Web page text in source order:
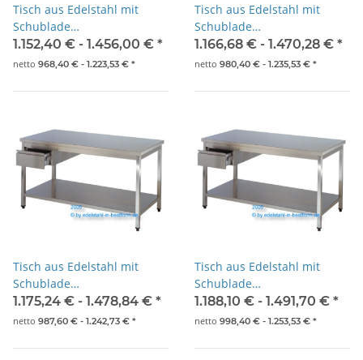
Tisch aus Edelstahl mit
Schublade
1600x700x850mm
1.152,40 € - 1.456,00 € *
netto 968,40 € - 1.223,53 € *
Tisch aus Edelstahl mit
Schublade
1700x700x850mm
1.166,68 € - 1.470,28 € *
netto 980,40 € - 1.235,53 € *
Tisch aus Edelstahl mit
Schublade
1800x700x850mm
1.175,24 € - 1.478,84 € *
netto 987,60 € - 1.242,73 € *
Tisch aus Edelstahl mit
Schublade
1900x700x850mm
1.188,10 € - 1.491,70 € *
netto 998,40 € - 1.253,53 € *